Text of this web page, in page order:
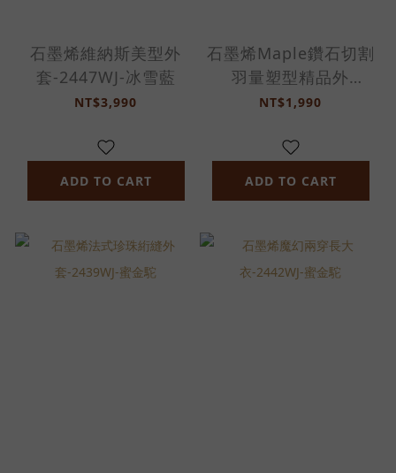
石墨烯維納斯美型外
套-2447WJ-冰雪藍
NT$3,990
ADD TO CART
石墨烯Maple鑽石切割
羽量塑型精品外
套-2141WJ-南瓜紅
NT$1,990
ADD TO CART